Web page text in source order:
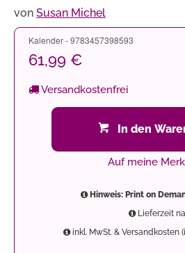
von Susan Michel
Kalender - 9783457398593
61,99 €
Versandkostenfrei
In den
Auf meine
Hinweis: Print on
Lieferzeit
inkl. MwSt. & Versandkosten